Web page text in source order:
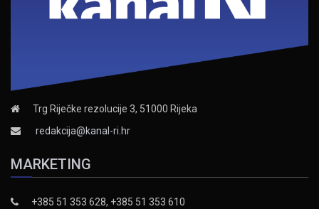
Trg Riječke rezolucije 3, 51000 Rijeka
redakcija@kanal-ri.hr
MARKETING
+385 51 353 628, +385 51 353 610